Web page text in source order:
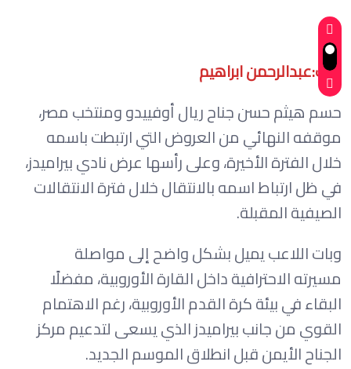
كتب:عبدالرحمن ابراهيم
حسم هيثم حسن جناح ريال أوفييدو ومنتخب مصر،
موقفه النهائي من العروض التي ارتبطت باسمه
خلال الفترة الأخيرة، وعلى رأسها عرض نادي بيراميدز،
في ظل ارتباط اسمه بالانتقال خلال فترة الانتقالات
الصيفية المقبلة.
وبات اللاعب يميل بشكل واضح إلى مواصلة
مسيرته الاحترافية داخل القارة الأوروبية، مفضلًا
البقاء في بيئة كرة القدم الأوروبية، رغم الاهتمام
القوي من جانب بيراميدز الذي يسعى لتدعيم مركز
الجناح الأيمن قبل انطلاق الموسم الجديد.